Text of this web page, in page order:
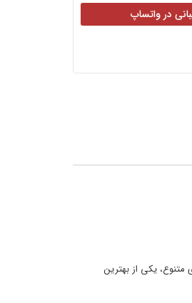
در واتساپ
یکی از بهترین